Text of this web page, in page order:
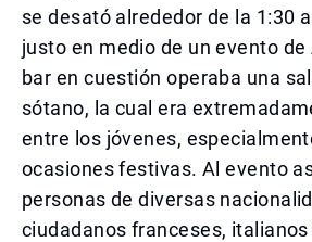
se desató alrededor de la 1:30
justo en medio de un evento de
bar en cuestión operaba una
sótano, la cual era
entre los jóvenes,
ocasiones festivas. Al evento
personas de diversas
ciudadanos franceses,